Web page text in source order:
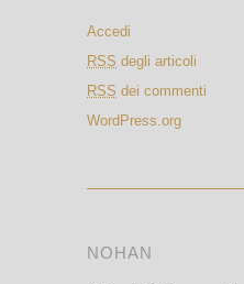
Accedi
RSS degli articoli
RSS dei commenti
WordPress.org
NOHAN